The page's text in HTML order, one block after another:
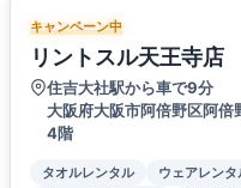
キャンペーン中
リントスル天王寺店
住吉大社駅から車で9分
大阪府大阪市阿倍野区阿
4階
タオルレンタル ウェアレンタ